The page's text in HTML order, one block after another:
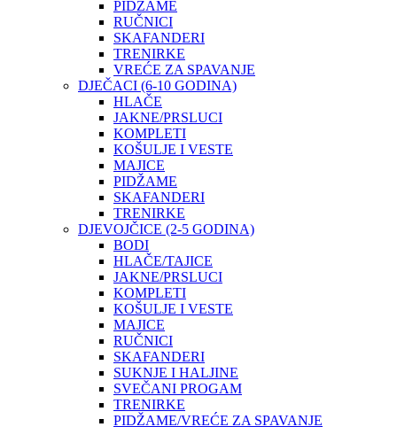
PIDŽAME
RUČNICI
SKAFANDERI
TRENIRKE
VREĆE ZA SPAVANJE
DJEČACI (6-10 GODINA)
HLAČE
JAKNE/PRSLUCI
KOMPLETI
KOŠULJE I VESTE
MAJICE
PIDŽAME
SKAFANDERI
TRENIRKE
DJEVOJČICE (2-5 GODINA)
BODI
HLAČE/TAJICE
JAKNE/PRSLUCI
KOMPLETI
KOŠULJE I VESTE
MAJICE
RUČNICI
SKAFANDERI
SUKNJE I HALJINE
SVEČANI PROGAM
TRENIRKE
PIDŽAME/VREĆE ZA SPAVANJE